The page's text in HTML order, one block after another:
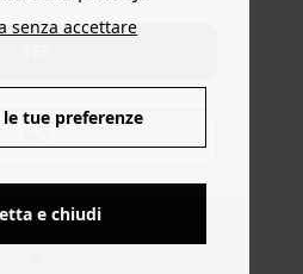
senza accettare
tue preferenze
e chiudi